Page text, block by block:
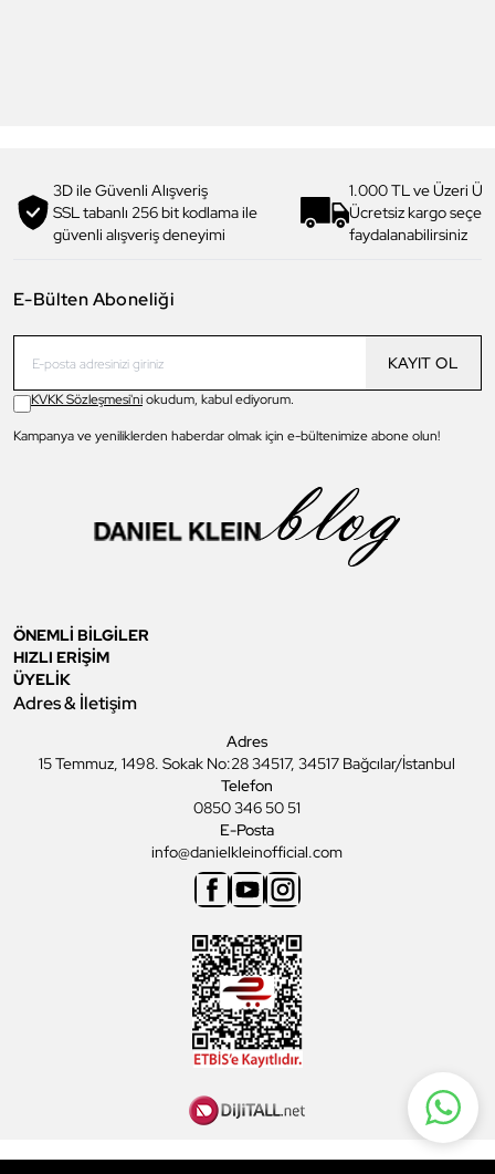
3D ile Güvenli Alışveriş
SSL tabanlı 256 bit kodlama ile
güvenli alışveriş deneyimi
1.000 TL ve Üzeri
Ücretsiz kargo
faydalanabilirsiniz
E-Bülten Aboneliği
KAYIT OL
KVKK Sözleşmesi'niokudum, kabul ediyorum.
Kampanya ve yeniliklerden haberdar olmak için e-bültenimize abone olun!
ÖNEMLİ BİLGİLER
HIZLI ERİŞİM
ÜYELİK
Adres & İletişim
Adres
15 Temmuz, 1498. Sokak No:28 34517, 34517 Bağcılar/İstanbul
Telefon
0850 346 50 51
E-Posta
info@danielkleinofficial.com
Facebook
YoutubeInstagram